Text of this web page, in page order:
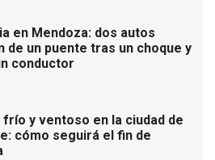
en Mendoza: dos autos
de un puente tras un choque y
conductor
frío y ventoso en la ciudad de
cómo seguirá el fin de